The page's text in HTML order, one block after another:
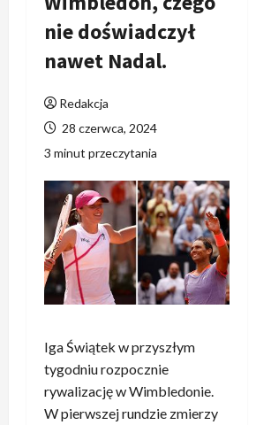
nie doświadczył
nawet Nadal.
Redakcja
28 czerwca, 2024
3 minut przeczytania
Iga Świątek w przyszłym
tygodniu rozpocznie
rywalizację w Wimbledonie.
W pierwszej rundzie zmierzy